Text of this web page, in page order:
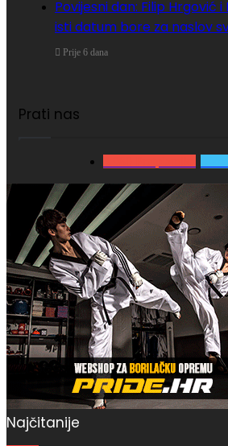
Povijesni dan: Filip Hrgović
isti datum bore za naslov
Prije 6 dana
Prati nas
Najčitanije